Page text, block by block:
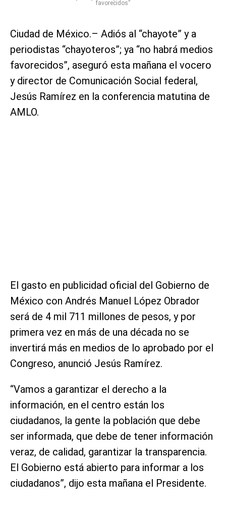
favorecidos”
Ciudad de México.– Adiós al “chayote” y a
periodistas “chayoteros”; ya “no habrá medios
favorecidos”, aseguró esta mañana el vocero
y director de Comunicación Social federal,
Jesús Ramírez en la conferencia matutina de
AMLO.
El gasto en publicidad oficial del Gobierno de
México con Andrés Manuel López Obrador
será de 4 mil 711 millones de pesos, y por
primera vez en más de una década no se
invertirá más en medios de lo aprobado por el
Congreso, anunció Jesús Ramírez.
“Vamos a garantizar el derecho a la
información, en el centro están los
ciudadanos, la gente la población que debe
ser informada, que debe de tener información
veraz, de calidad, garantizar la transparencia.
El Gobierno está abierto para informar a los
ciudadanos”, dijo esta mañana el Presidente.